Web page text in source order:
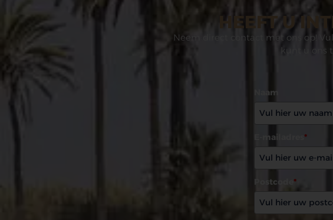
HEEFT U
Neem direct contact met ons op!
kunt u ons
Naam
E-mailadres *
Postcode *